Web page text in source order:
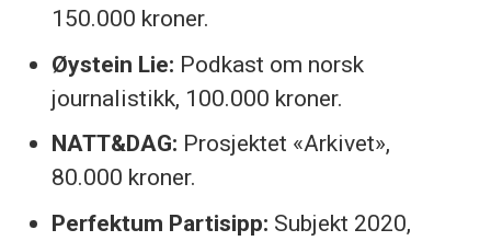
150.000 kroner.
Øystein Lie: Podkast om norsk
journalistikk, 100.000 kroner.
NATT&DAG: Prosjektet «Arkivet»,
80.000 kroner.
Perfektum Partisipp: Subjekt 2020,